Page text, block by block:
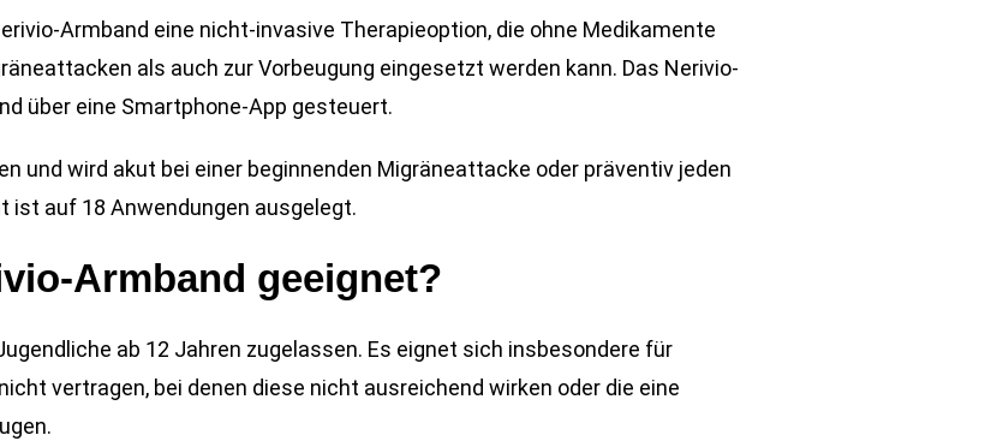
Armband eine nicht-invasive Therapieoption, die ohne Medikamente
als auch zur Vorbeugung eingesetzt werden kann. Das Nerivio-
über eine Smartphone-App gesteuert.
und wird akut bei einer beginnenden Migräneattacke oder präventiv jeden
ist auf 18 Anwendungen ausgelegt.
Armband geeignet?
ab 12 Jahren zugelassen. Es eignet sich insbesondere für
vertragen, bei denen diese nicht ausreichend wirken oder die eine